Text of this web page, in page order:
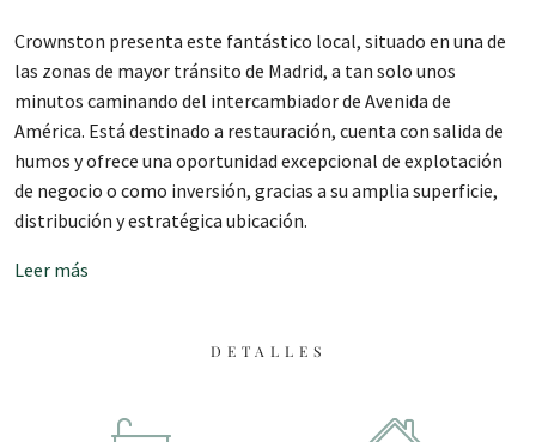
Crownston presenta este fantástico local, situado en una de
las zonas de mayor tránsito de Madrid, a tan solo unos
minutos caminando del intercambiador de Avenida de
América. Está destinado a restauración, cuenta con salida de
humos y ofrece una oportunidad excepcional de explotación
de negocio o como inversión, gracias a su amplia superficie,
distribución y estratégica ubicación.
Leer más
DETALLES